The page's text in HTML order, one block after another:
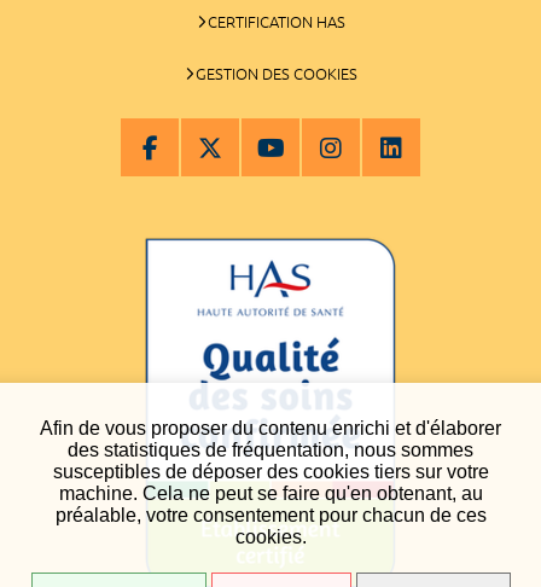
Afin de vous proposer du contenu enrichi et d'élaborer
des statistiques de fréquentation, nous sommes
susceptibles de déposer des cookies tiers sur votre
machine. Cela ne peut se faire qu'en obtenant, au
préalable, votre consentement pour chacun de ces
cookies.
CERTIFICATION HAS
GESTION DES COOKIES